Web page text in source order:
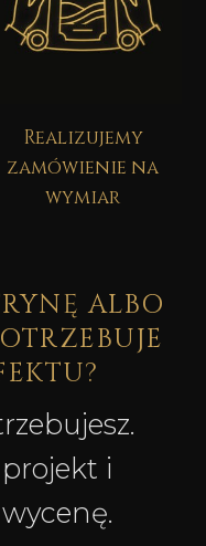
Realizujemy
zamówienie na
wymiar
ALBO
i